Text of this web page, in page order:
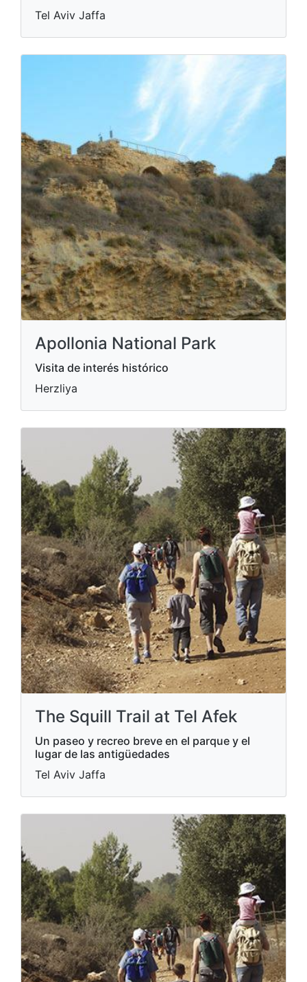
Tel Aviv Jaffa
Apollonia National Park
Visita de interés histórico
Herzliya
The Squill Trail at Tel Afek
Un paseo y recreo breve en el parque y el
lugar de las antigüedades
Tel Aviv Jaffa